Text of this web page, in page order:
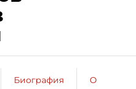
Биография